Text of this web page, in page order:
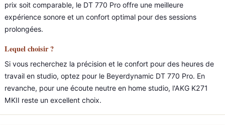
prix soit comparable, le DT 770 Pro offre une meilleure
expérience sonore et un confort optimal pour des sessions
prolongées.
Lequel choisir ?
Si vous recherchez la précision et le confort pour des heures de
travail en studio, optez pour le Beyerdynamic DT 770 Pro. En
revanche, pour une écoute neutre en home studio, l'AKG K271
MKII reste un excellent choix.